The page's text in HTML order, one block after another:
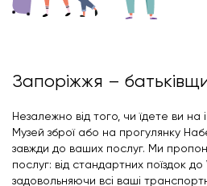
Запоріжжя –
Незалежно від того, чи їдете ви на
Музей зброї або на прогулянку
завжди до ваших послуг. Ми
послуг: від стандартних поїздок до
задовольняючи всі ваші